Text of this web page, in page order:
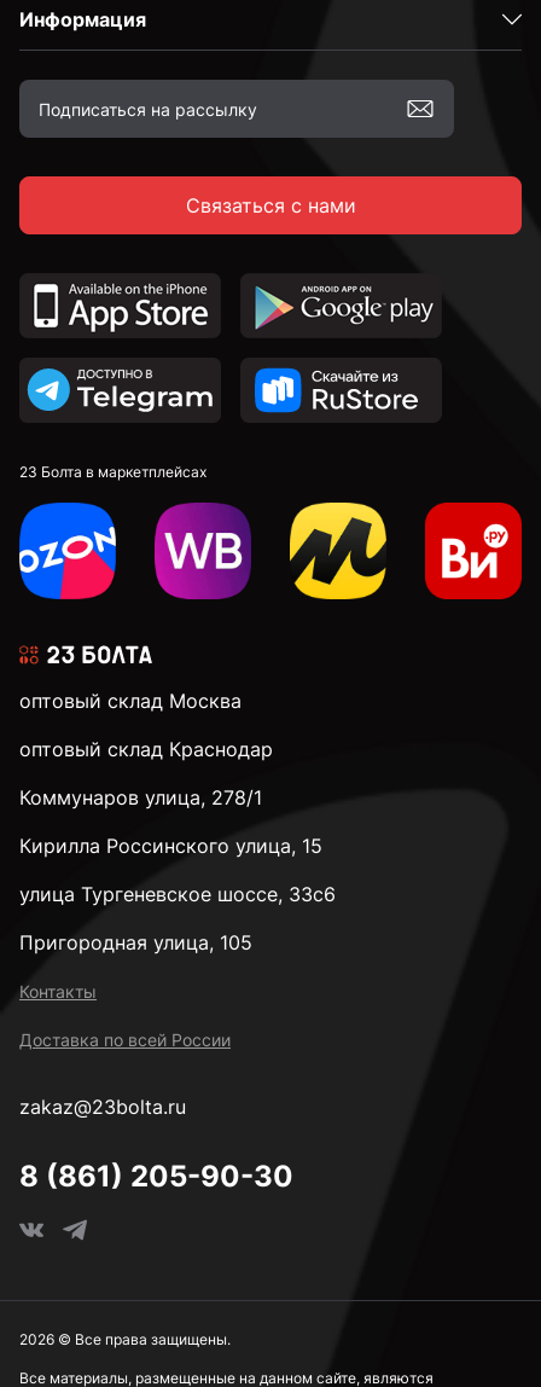
М4
М5
М8
Информация
Связаться с нами
23 Болта в маркетплейсах
оптовый склад Москва
оптовый склад Краснодар
Коммунаров улица, 278/1
Кирилла Россинского улица, 15
улица Тургеневское шоссе, 33с6
Пригородная улица, 105
Контакты
Доставка по всей России
zakaz@23bolta.ru
8 (861) 205-90-30
Все материалы, размещенные на данном сайте, являются
2026 © Все права защищены.